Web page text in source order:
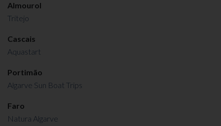
Almourol
Tritejo
Cascais
Aquastart
Portimão
Algarve Sun Boat Trips
Faro
Natura Algarve